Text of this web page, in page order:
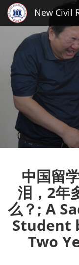
New Civil
中国留
泪，2年
么？; A
Student
Two